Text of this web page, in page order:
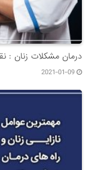
درمان مشکلات زنان :
2021-01-09